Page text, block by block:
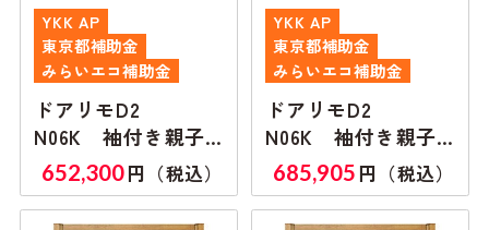
YKK AP
東京都補助金
みらいエコ補助金
ドアリモD2
N06K 袖付き親子
ランマ無し
652,300円（税込）
YKK AP
東京都補助金
みらいエコ補助金
ドアリモD2
N06K 袖付き親子
ランマ付き
685,905 円（税込）